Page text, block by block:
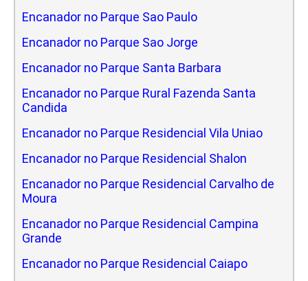
Encanador no Parque Sao Paulo
Encanador no Parque Sao Jorge
Encanador no Parque Santa Barbara
Encanador no Parque Rural Fazenda Santa
Candida
Encanador no Parque Residencial Vila Uniao
Encanador no Parque Residencial Shalon
Encanador no Parque Residencial Carvalho de
Moura
Encanador no Parque Residencial Campina
Grande
Encanador no Parque Residencial Caiapo